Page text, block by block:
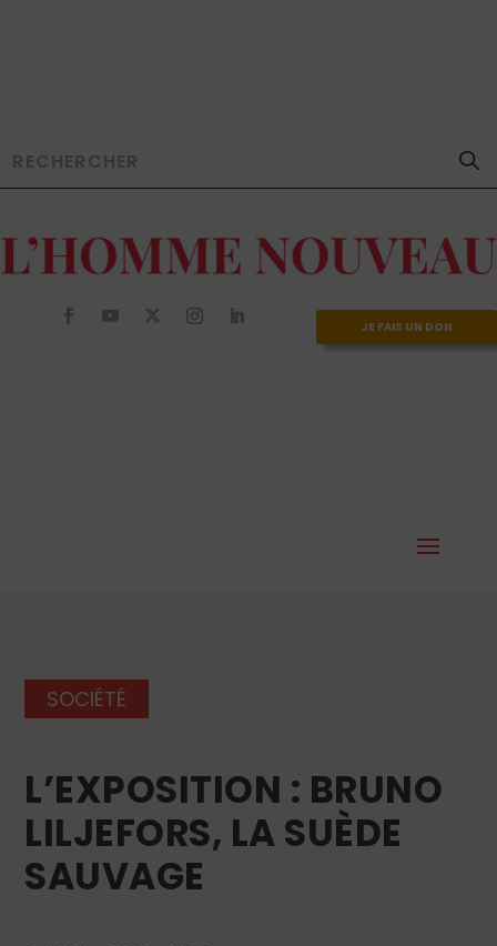
JE FAIS UN DON
SOCIÉTÉ
L’EXPOSITION : BRUNO
LILJEFORS, LA SUÈDE
SAUVAGE